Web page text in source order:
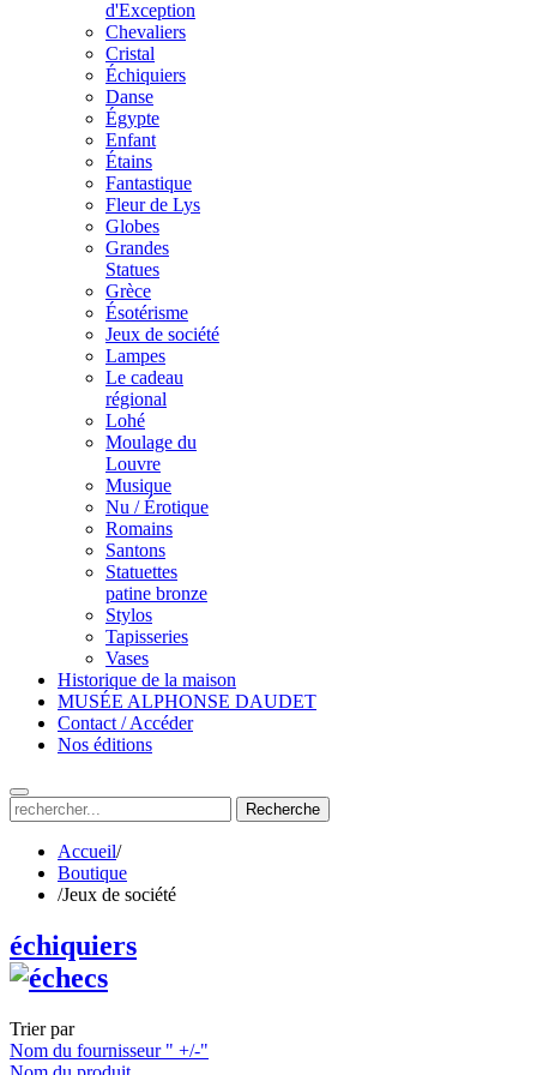
d'Exception
Chevaliers
Cristal
Échiquiers
Danse
Égypte
Enfant
Étains
Fantastique
Fleur de Lys
Globes
Grandes
Statues
Grèce
Ésotérisme
Jeux de société
Lampes
Le cadeau
régional
Lohé
Moulage du
Louvre
Musique
Nu / Érotique
Romains
Santons
Statuettes
patine bronze
Stylos
Tapisseries
Vases
Historique de la maison
MUSÉE ALPHONSE DAUDET
Contact / Accéder
Nos éditions
Recherche
Accueil/
Boutique
/Jeux de société
échiquiers
Trier par
Nom du fournisseur " +/-"